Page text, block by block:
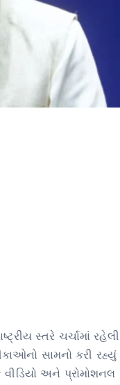
સ્તરે ચર્ચામાં રહેલી
સામનો કરી રહ્યું
વીડિયો અને પ્રોમોશનલ